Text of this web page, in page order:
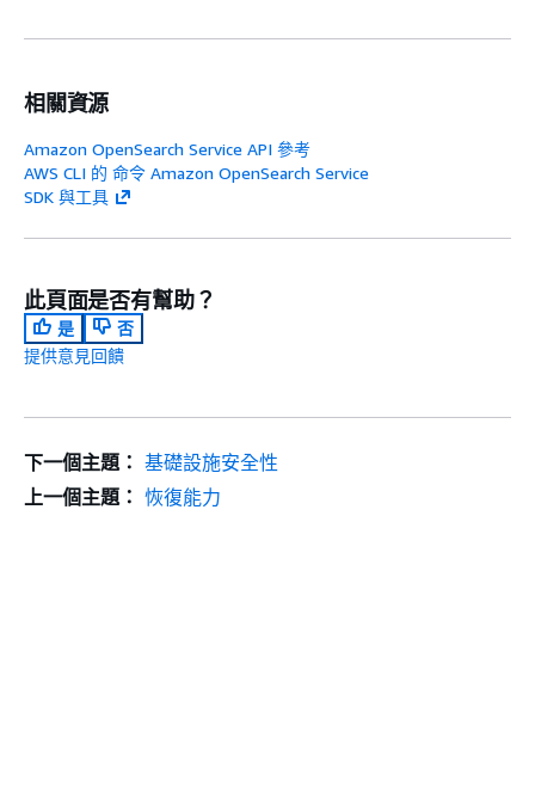
相關資源
Amazon OpenSearch Service API 參考
AWS CLI 的 命令 Amazon OpenSearch Service
SDK 與工具
此頁面是否有幫助？
是
否
提供意見回饋
下一個主題： 基礎設施安全性
上一個主題： 恢復能力